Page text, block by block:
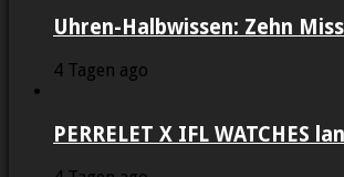
Uhren-Halbwissen: Zehn
4 Tagen ago
PERRELET X IFL WATCHES